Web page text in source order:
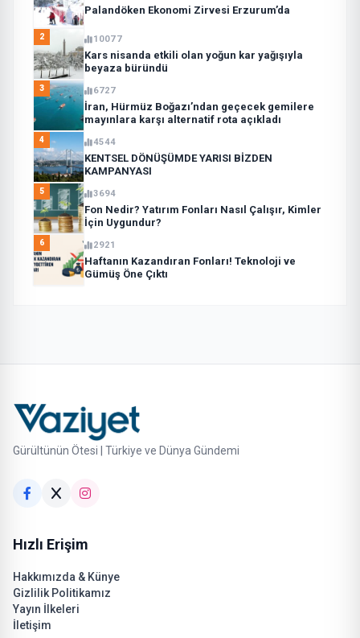
Palandöken Ekonomi Zirvesi Erzurum’da
2 10077
Kars nisanda etkili olan yoğun kar yağışıyla
beyaza büründü
3 6727
İran, Hürmüz Boğazı’ndan geçecek gemilere
mayınlara karşı alternatif rota açıkladı
4 4544
KENTSEL DÖNÜŞÜMDE YARISI BİZDEN
KAMPANYASI
5 3694
Fon Nedir? Yatırım Fonları Nasıl Çalışır, Kimler
İçin Uygundur?
6 2921
Haftanın Kazandıran Fonları! Teknoloji ve
Gümüş Öne Çıktı
Gürültünün Ötesi | Türkiye ve Dünya Gündemi
Hızlı Erişim
Hakkımızda & Künye
Gizlilik Politikamız
Yayın İlkeleri
İletişim